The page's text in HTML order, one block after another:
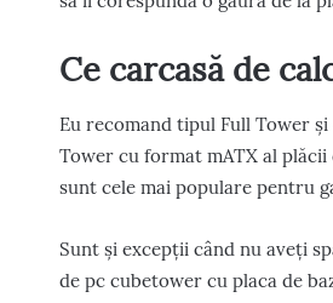
Ce carcasă de
Eu recomand tipul Full Tower
Tower cu format mATX al
sunt cele mai populare pentru
Sunt și excepții când nu aveți
de pc cubetower cu placa de